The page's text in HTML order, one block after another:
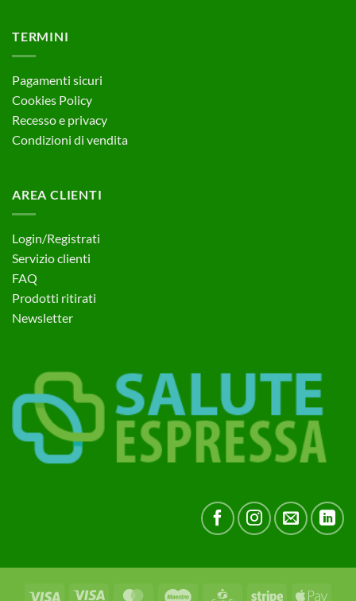
TERMINI
Pagamenti sicuri
Cookies Policy
Recesso e privacy
Condizioni di vendita
AREA CLIENTI
Login/Registrati
Servizio clienti
FAQ
Prodotti ritirati
Newsletter
Visa Visa MasterCardMaestro CartaSi Stripe Apple